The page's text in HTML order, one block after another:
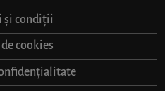
și condiții
cookies